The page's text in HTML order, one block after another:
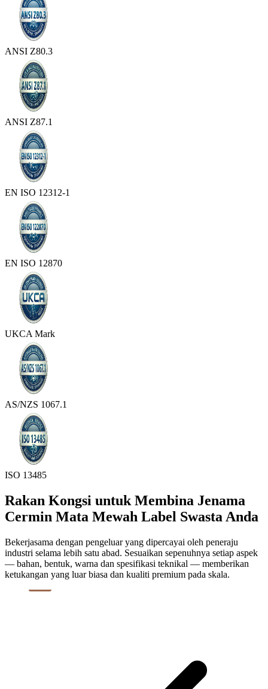
ANSI Z80.3
ANSI Z87.1
EN ISO 12312-1
EN ISO 12870
UKCA Mark
AS/NZS 1067.1
ISO 13485
Rakan Kongsi untuk Membina Jenama
Cermin Mata Mewah Label Swasta Anda
Bekerjasama dengan pengeluar yang dipercayai oleh peneraju
industri selama lebih satu abad. Sesuaikan sepenuhnya setiap aspek
— bahan, bentuk, warna dan spesifikasi teknikal — memberikan
ketukangan yang luar biasa dan kualiti premium pada skala.